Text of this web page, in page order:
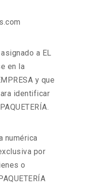
a EL
en la
y que
identificar
numérica
por
o